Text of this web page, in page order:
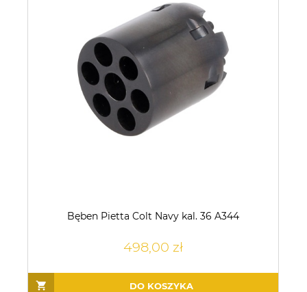
Bęben Pietta Colt Navy kal. 36 A344
498,00 zł
DO KOSZYKA